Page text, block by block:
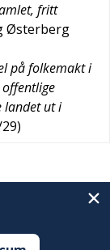
fritt
Østerberg
på folkemakt i
landet ut i
)